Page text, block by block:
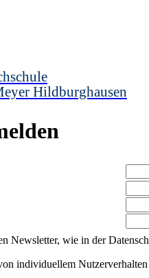
Hildburghausen
Newsletter, wie in der
individuellem Nutzerverhalten